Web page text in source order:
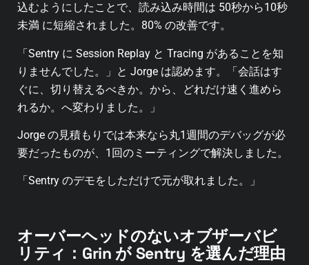
込むようにしたことで、読み込み時間は 50秒から10秒
未満 に短縮されました。80% の改善です。
「Sentry に Session Replay と Tracing があることを知
りませんでした。」と Jorge は認めます。「会話はす
ぐに、切り替えるべきか。から、どれだけ速く進めら
れるか。へ変わりました。」
Jorge の見積もりでは本来なら丸1週間のデバッグが必
要だったものが、1回のミーティングで解決しました。
「Sentry のデモをしただけで元が取れました。」
オーバーヘッドのないオブザーバビ
リティ：Grin が Sentry を選んだ理由